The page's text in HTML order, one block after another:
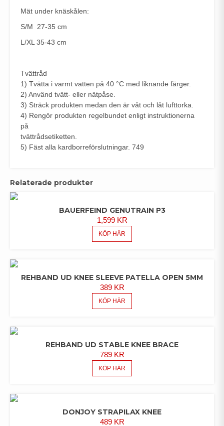
Mät under knäskålen:
S/M 27-35 cm
L/XL 35-43 cm
Tvättråd
1) Tvätta i varmt vatten på 40 °C med liknande färger.
2) Använd tvätt- eller nätpåse.
3) Sträck produkten medan den är våt och låt lufttorka.
4) Rengör produkten regelbundet enligt instruktionerna
på
tvättrådsetiketten.
5) Fäst alla kardborreförslutningar. 749
Relaterade produkter
BAUERFEIND GENUTRAIN P3
1,599 KR
KÖP HÄR
REHBAND UD KNEE SLEEVE PATELLA OPEN 5MM
389 KR
KÖP HÄR
REHBAND UD STABLE KNEE BRACE
789 KR
KÖP HÄR
DONJOY STRAPILAX KNEE
489 KR